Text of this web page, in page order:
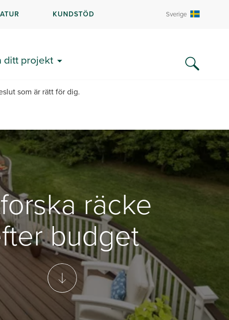
KUNDSTÖD Sverige
ditt projekt
som är rätt för dig.
räcke
budget